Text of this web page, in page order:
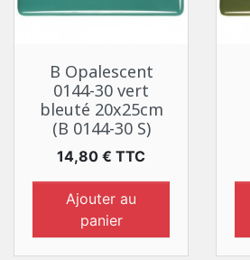
B Opalescent
0144-30 vert
bleuté 20x25cm
(B 0144-30 S)
Prix
14,80 € TTC
Ajouter au
panier